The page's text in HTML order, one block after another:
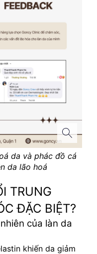
da và phác đồ cá
da lão hoá
TRUNG
ĐẶC BIỆT?
của làn da
khiến da giảm